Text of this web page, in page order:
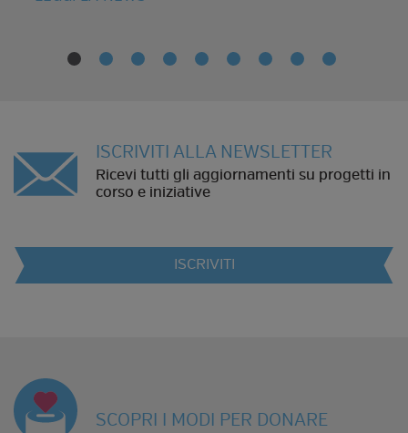
ISCRIVITI ALLA NEWSLETTER
Ricevi tutti gli aggiornamenti su progetti in
corso e iniziative
ISCRIVITI
SCOPRI I MODI PER DONARE